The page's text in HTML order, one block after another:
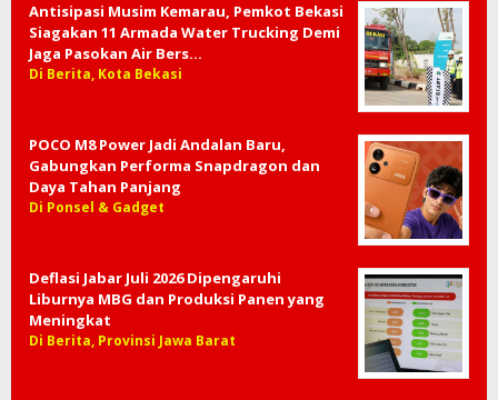
Antisipasi Musim Kemarau, Pemkot Bekasi
Siagakan 11 Armada Water Trucking Demi
Jaga Pasokan Air Bers…
Di Berita, Kota Bekasi
POCO M8 Power Jadi Andalan Baru,
Gabungkan Performa Snapdragon dan
Daya Tahan Panjang
Di Ponsel & Gadget
Deflasi Jabar Juli 2026 Dipengaruhi
Liburnya MBG dan Produksi Panen yang
Meningkat
Di Berita, Provinsi Jawa Barat